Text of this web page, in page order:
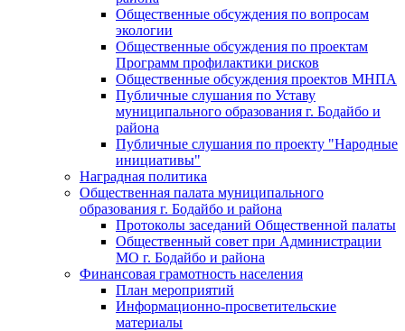
Общественные обсуждения по вопросам
экологии
Общественные обсуждения по проектам
Программ профилактики рисков
Общественные обсуждения проектов МНПА
Публичные слушания по Уставу
муниципального образования г. Бодайбо и
района
Публичные слушания по проекту "Народные
инициативы"
Наградная политика
Общественная палата муниципального
образования г. Бодайбо и района
Протоколы заседаний Общественной палаты
Общественный совет при Администрации
МО г. Бодайбо и района
Финансовая грамотность населения
План мероприятий
Информационно-просветительские
материалы